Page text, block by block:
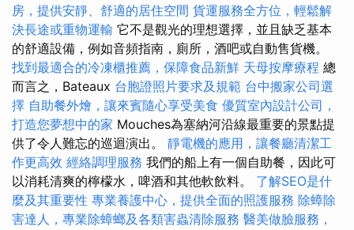
房，提供安靜、舒適的居住空間 貨運服務全方位，輕鬆解
決長途或重物運輸 它不是觀光的理想選擇，並且缺乏基本
的舒適設備，例如音頻指南，廁所，酒吧或自動售貨機。
找到最適合的冷凍櫃推薦，保障食品新鮮 天母按摩療程 總
而言之，Bateaux 台胞證照片要求及規範 台中搬家公司選
擇 自助餐外燴，讓來賓隨心享受美食 優質室內設計公司，
打造您夢想中的家 Mouches為塞納河沿線最重要的景點提
供了令人難忘的巡迴演出。 靜電機的應用，讓餐廳清潔工
作更高效 經絡調理服務 我們的船上有一個自助餐，因此可
以消耗清爽的檸檬水，啤酒和其他軟飲料。 了解SEO是什
麼及其重要性 專業養護中心，提供全面的照護服務 除蟑除
害達人，專業除蟑螂及各類害蟲清除服務 醫美做臉服務，